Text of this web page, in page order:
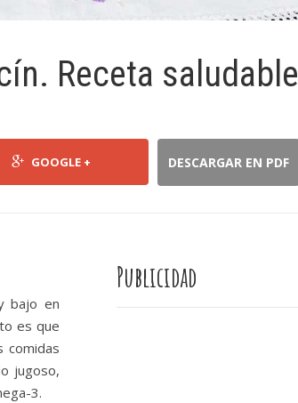
Receta saludable
GOOGLE + DESCARGAR EN PDF
bajo en
es que
comidas
jugoso,
3.
Publicidad